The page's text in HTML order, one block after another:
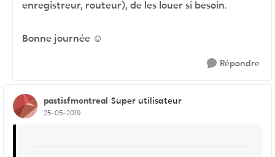
enregistreur, routeur), de les louer si besoin.
Bonne journée ☺
Répondre
pastisfmontreal Super utilisateur
25-05-2019